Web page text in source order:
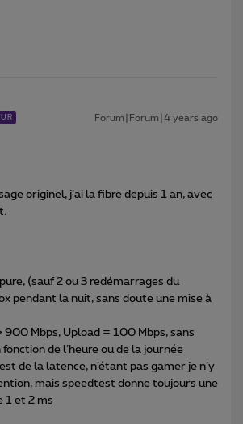
Forum|Forum|4 years ago
originel, j’ai la fibre depuis 1 an, avec
(sauf 2 ou 3 redémarrages du
pendant la nuit, sans doute une mise à
900 Mbps, Upload = 100 Mbps, sans
de l’heure ou de la journée
de la latence, n’étant pas gamer je n’y
mais speedtest donne toujours une
1 et 2 ms